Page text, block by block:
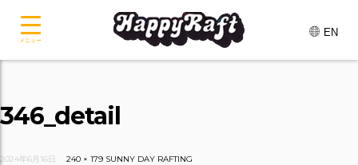
EN
346_detail
2024年6月16日 240 × 179 SUNNY DAY RAFTING
メニュー